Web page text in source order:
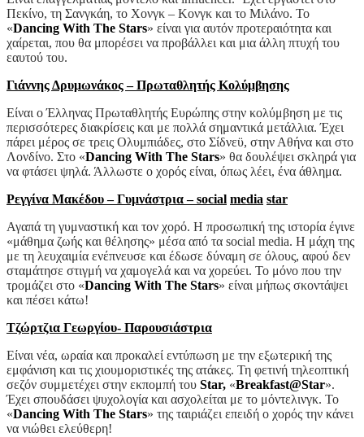
Πεκίνο, τη Σανγκάη, το Χονγκ – Κονγκ και το Μιλάνο. Το
«Dancing With The Stars» είναι για αυτόν προτεραιότητα και
χαίρεται, που θα μπορέσει να προβάλλει και μια άλλη πτυχή του
εαυτού του.
Γιάννης Δρυμωνάκος – Πρωταθλητής Κολύμβησης
Είναι ο Έλληνας Πρωταθλητής Ευρώπης στην κολύμβηση με τις
περισσότερες διακρίσεις και με πολλά σημαντικά μετάλλια. Έχει
πάρει μέρος σε τρεις Ολυμπιάδες, στο Σίδνεϋ, στην Αθήνα και στο
Λονδίνο. Στο «Dancing With The Stars» θα δουλέψει σκληρά για
να φτάσει ψηλά. Άλλωστε ο χορός είναι, όπως λέει, ένα άθλημα.
Ρεγγίνα Μακέδου – Γυμνάστρια –social media star
Αγαπά τη γυμναστική και τον χορό. Η προσωπική της ιστορία έγινε
«μάθημα ζωής και θέλησης» μέσα από τα social media. Η μάχη της
με τη λευχαιμία ενέπνευσε και έδωσε δύναμη σε όλους, αφού δεν
σταμάτησε στιγμή να χαμογελά και να χορεύει. Το μόνο που την
τρομάζει στο «Dancing With The Stars» είναι μήπως σκοντάψει
και πέσει κάτω!
Τζώρτζια Γεωργίου- Παρουσιάστρια
Είναι νέα, ωραία και προκαλεί εντύπωση με την εξωτερική της
εμφάνιση και τις χιουμοριστικές της ατάκες. Τη φετινή τηλεοπτική
σεζόν συμμετέχει στην εκπομπή του Star, «Breakfast@Star».
Έχει σπουδάσει ψυχολογία και ασχολείται με το μόντελινγκ. Το
«Dancing With The Stars» της ταιριάζει επειδή ο χορός την κάνει
να νιώθει ελεύθερη!